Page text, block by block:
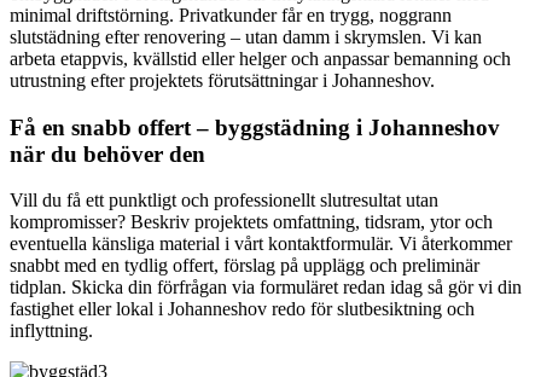
minimal driftstörning. Privatkunder får en trygg, noggrann
slutstädning efter renovering – utan damm i skrymslen. Vi kan
arbeta etappvis, kvällstid eller helger och anpassar bemanning och
utrustning efter projektets förutsättningar i Johanneshov.
Få en snabb offert – byggstädning i Johanneshov
när du behöver den
Vill du få ett punktligt och professionellt slutresultat utan
kompromisser? Beskriv projektets omfattning, tidsram, ytor och
eventuella känsliga material i vårt kontaktformulär. Vi återkommer
snabbt med en tydlig offert, förslag på upplägg och preliminär
tidplan. Skicka din förfrågan via formuläret redan idag så gör vi din
fastighet eller lokal i Johanneshov redo för slutbesiktning och
inflyttning.